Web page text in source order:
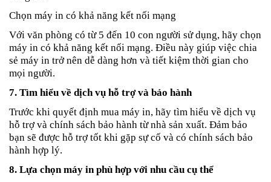
Chọn máy in có khả năng kết nối mạng
Với văn phòng có từ 5 đến 10 con người sử dụng, hãy chọn
máy in có khả năng kết nối mạng. Điều này giúp việc chia
sẻ máy in trở nên dễ dàng hơn và tiết kiệm thời gian cho
mọi người.
7. Tìm hiểu về dịch vụ hỗ trợ và bảo hành
Trước khi quyết định mua máy in, hãy tìm hiểu về dịch vụ
hỗ trợ và chính sách bảo hành từ nhà sản xuất. Đảm bảo
bạn sẽ được hỗ trợ tốt khi gặp sự cố và có chính sách bảo
hành hợp lý.
8. Lựa chọn máy in phù hợp với nhu cầu cụ thể